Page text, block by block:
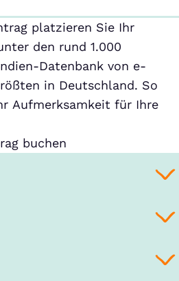
platzieren Sie Ihr
den rund 1.000
Datenbank von e-
in Deutschland. So
Aufmerksamkeit für Ihre
buchen